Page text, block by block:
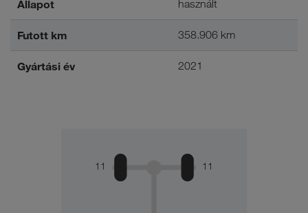
Állapot használt
Futott km 358.906 km
Gyártási év 2021
11 11